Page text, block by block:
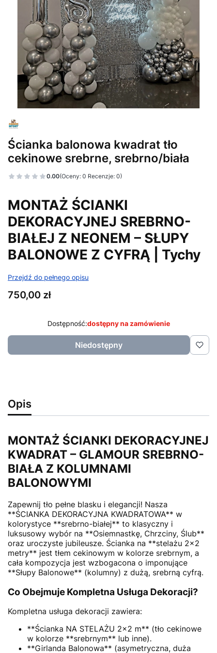
Ścianka balonowa kwadrat tło
cekinowe srebrne, srebrno/biała
0.00(Oceny: 0 Recenzje: 0)
MONTAŻ ŚCIANKI
DEKORACYJNEJ SREBRNO-
BIAŁEJ Z NEONEM – SŁUPY
BALONOWE Z CYFRĄ | Tychy
Przejdź do pełnego opisu
Cena
750,00 zł
Dostępność:dostępny na zamówienie
Niedostępny
Opis
MONTAŻ ŚCIANKI DEKORACYJNEJ
KWADRAT – GLAMOUR SREBRNO-
BIAŁA Z KOLUMNAMI
BALONOWYMI
Zapewnij tło pełne blasku i elegancji! Nasza
**ŚCIANKA DEKORACYJNA KWADRATOWA** w
kolorystyce **srebrno-białej** to klasyczny i
luksusowy wybór na **Osiemnastkę, Chrzciny, Ślub**
oraz uroczyste jubileusze. Ścianka na **stelażu 2x2
metry** jest tłem cekinowym w kolorze srebrnym, a
cała kompozycja jest wzbogacona o imponujące
**Słupy Balonowe** (kolumny) z dużą, srebrną cyfrą.
Co Obejmuje Kompletna Usługa Dekoracji?
Kompletna usługa dekoracji zawiera:
**Ścianka NA STELAŻU 2x2 m** (tło cekinowe
w kolorze **srebrnym** lub inne).
**Girlanda Balonowa** (asymetryczna, duża